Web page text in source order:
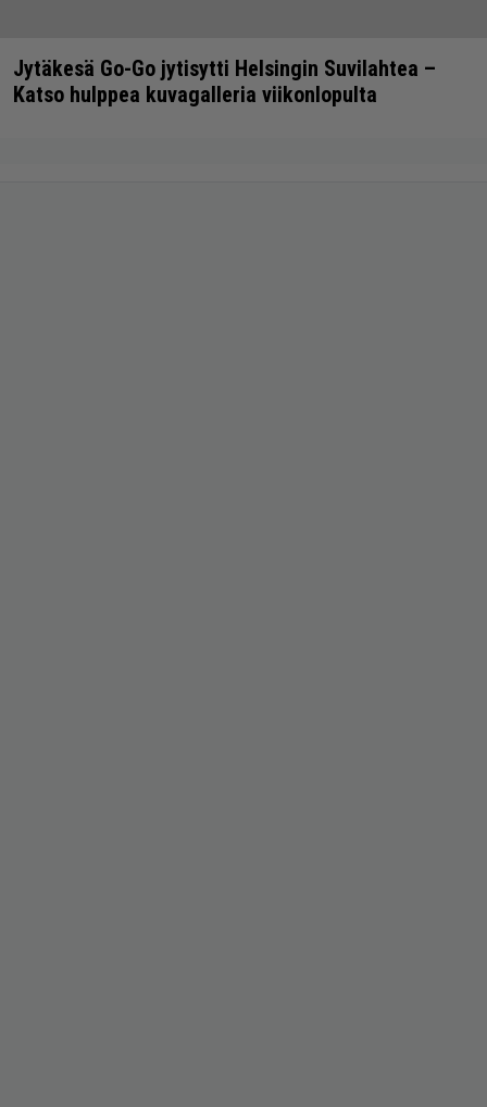
Jytäkesä Go-Go jytisytti Helsingin Suvilahtea –
Katso hulppea kuvagalleria viikonlopulta